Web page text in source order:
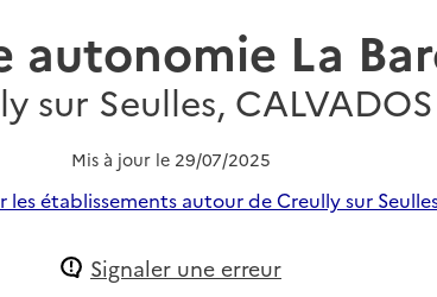
autonomie La
sur Seulles, CALVADOS
Mis à jour le 29/07/2025
les établissements autour de Creully sur
Signaler une erreur